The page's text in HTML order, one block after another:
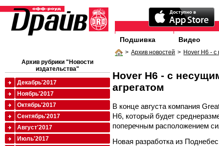
Подшивка Видео
> Архив новостей > Hover H6 -
Hover H6 - с
агрегатом
В конце августа компания
H6, который будет
поперечным расположением
Новая разработка из
Архив рубрики "Новости
издательства"
Декабрь'2017
Ноябрь'2017
Октябрь'2017
Сентябрь'2017
Август'2017
Июль'2017